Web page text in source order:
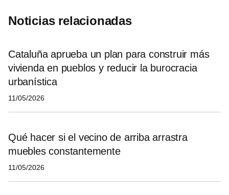
Noticias relacionadas
Cataluña aprueba un plan para construir más
vivienda en pueblos y reducir la burocracia
urbanística
11/05/2026
Qué hacer si el vecino de arriba arrastra
muebles constantemente
11/05/2026